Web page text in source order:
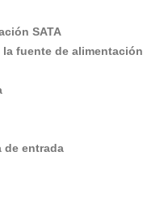
SATA
fuente de alimentación
de entrada